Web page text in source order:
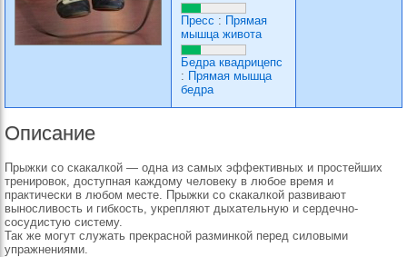
Пресс : Прямая
мышца живота
Бедра квадрицепс
: Прямая мышца
бедра
Описание
Прыжки со скакалкой — одна из самых эффективных и простейших
тренировок, доступная каждому человеку в любое время и
практически в любом месте. Прыжки со скакалкой развивают
выносливость и гибкость, укрепляют дыхательную и сердечно-
сосудистую систему.
Так же могут служать прекрасной разминкой перед силовыми
упражнениями.